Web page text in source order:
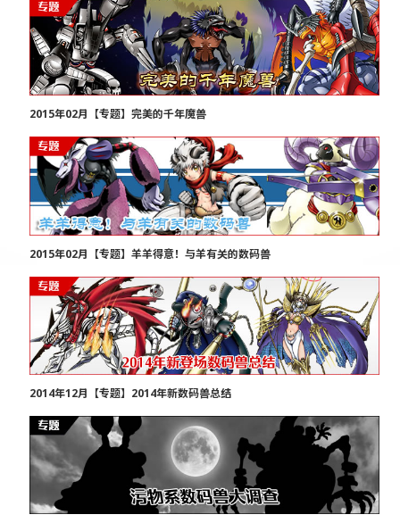
2015年02月【专题】完美的千年魔兽
2015年02月【专题】羊羊得意！与羊有关的数码兽
2014年12月【专题】2014年新数码兽总结